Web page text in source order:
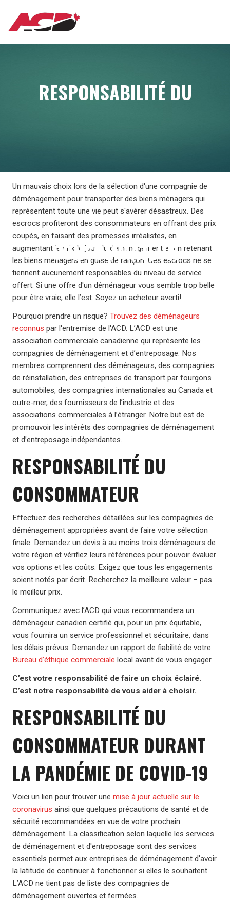
RESPONSABILITÉ DU
CONSOMMATEUR
Un mauvais choix lors de la sélection d'une compagnie de
déménagement pour transporter des biens ménagers qui
représentent toute une vie peut s'avérer désastreux. Des
escrocs profiteront des consommateurs en offrant des prix
coupés, en faisant des promesses irréalistes, en
augmentant le prix le jour du déménagement et en retenant
les biens ménagers en guise de rançon. Ces escrocs ne se
tiennent aucunement responsables du niveau de service
offert. Si une offre d'un déménageur vous semble trop belle
pour être vraie, elle l’est. Soyez un acheteur averti!
Pourquoi prendre un risque? Trouvez des déménageurs
reconnus par l'entremise de l'ACD. L’ACD est une
association commerciale canadienne qui représente les
compagnies de déménagement et d’entreposage. Nos
membres comprennent des déménageurs, des compagnies
de réinstallation, des entreprises de transport par fourgons
automobiles, des compagnies internationales au Canada et
outre-mer, des fournisseurs de l’industrie et des
associations commerciales à l’étranger. Notre but est de
promouvoir les intérêts des compagnies de déménagement
et d’entreposage indépendantes.
RESPONSABILITÉ DU
CONSOMMATEUR
Effectuez des recherches détaillées sur les compagnies de
déménagement appropriées avant de faire votre sélection
finale. Demandez un devis à au moins trois déménageurs de
votre région et vérifiez leurs références pour pouvoir évaluer
vos options et les coûts. Exigez que tous les engagements
soient notés par écrit. Recherchez la meilleure valeur – pas
le meilleur prix.
Communiquez avec l’ACD qui vous recommandera un
déménageur canadien certifié qui, pour un prix équitable,
vous fournira un service professionnel et sécuritaire, dans
les délais prévus. Demandez un rapport de fiabilité de votre
Bureau d’éthique commerciale local avant de vous engager.
C’est votre responsabilité de faire un choix éclairé.
C’est notre responsabilité de vous aider à choisir.
RESPONSABILITÉ DU
CONSOMMATEUR DURANT
LA PANDÉMIE DE COVID-19
Voici un lien pour trouver une mise à jour actuelle sur le
coronavirus ainsi que quelques précautions de santé et de
sécurité recommandées en vue de votre prochain
déménagement. La classification selon laquelle les services
de déménagement et d'entreposage sont des services
essentiels permet aux entreprises de déménagement d'avoir
la latitude de continuer à fonctionner si elles le souhaitent.
L’ACD ne tient pas de liste des compagnies de
déménagement ouvertes et fermées.